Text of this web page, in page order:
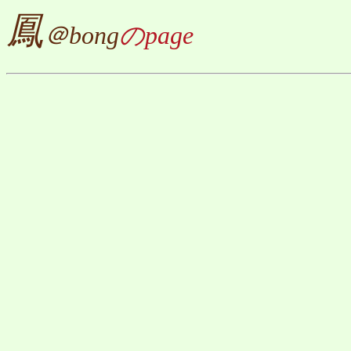
鳳＠bongのpage